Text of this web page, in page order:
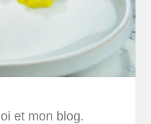
et mon blog.